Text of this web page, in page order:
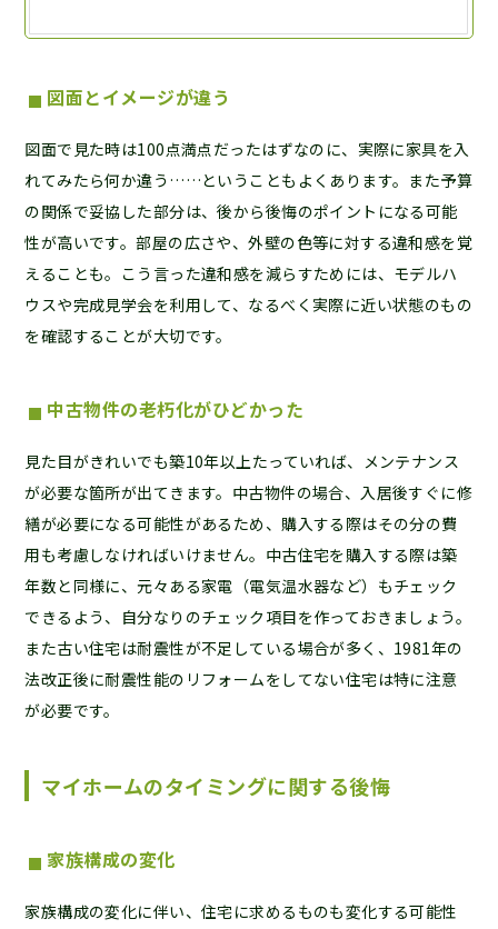
図面とイメージが違う
図面で見た時は100点満点だったはずなのに、実際に家具を入
れてみたら何か違う……ということもよくあります。また予算
の関係で妥協した部分は、後から後悔のポイントになる可能
性が高いです。部屋の広さや、外壁の色等に対する違和感を覚
えることも。こう言った違和感を減らすためには、モデルハ
ウスや完成見学会を利用して、なるべく実際に近い状態のもの
を確認することが大切です。
中古物件の老朽化がひどかった
見た目がきれいでも築10年以上たっていれば、メンテナンス
が必要な箇所が出てきます。中古物件の場合、入居後すぐに修
繕が必要になる可能性があるため、購入する際はその分の費
用も考慮しなければいけません。中古住宅を購入する際は築
年数と同様に、元々ある家電（電気温水器など）もチェック
できるよう、自分なりのチェック項目を作っておきましょう。
また古い住宅は耐震性が不足している場合が多く、1981年の
法改正後に耐震性能のリフォームをしてない住宅は特に注意
が必要です。
マイホームのタイミングに関する後悔
家族構成の変化
家族構成の変化に伴い、住宅に求めるものも変化する可能性